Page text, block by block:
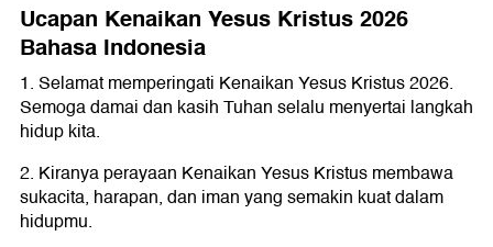
Ucapan Kenaikan Yesus Kristus 2026
Bahasa Indonesia
1. Selamat memperingati Kenaikan Yesus Kristus 2026.
Semoga damai dan kasih Tuhan selalu menyertai langkah
hidup kita.
2. Kiranya perayaan Kenaikan Yesus Kristus membawa
sukacita, harapan, dan iman yang semakin kuat dalam
hidupmu.